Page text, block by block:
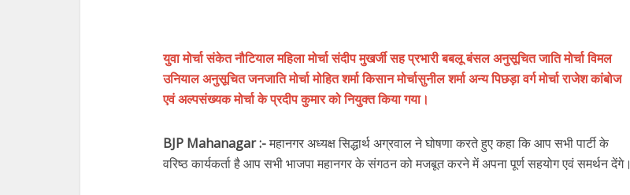
युवा मोर्चा संकेत नौटियाल महिला मोर्चा संदीप मुखर्जी सह प्रभारी बबलू बंसल अनुसूचित जाति मोर्चा विमल
उनियाल अनुसूचित जनजाति मोर्चा मोहित शर्मा किसान मोर्चासुनील शर्मा अन्य पिछड़ा वर्ग मोर्चा राजेश कांबोज
एवं अल्पसंख्यक मोर्चा के प्रदीप कुमार को नियुक्त किया गया।
BJP Mahanagar :-महानगर अध्यक्ष सिद्धार्थ अग्रवाल ने घोषणा करते हुए कहा कि आप सभी पार्टी के
वरिष्ठ कार्यकर्ता है आप सभी भाजपा महानगर के संगठन को मजबूत करने में अपना पूर्ण सहयोग एवं समर्थन देंगे।